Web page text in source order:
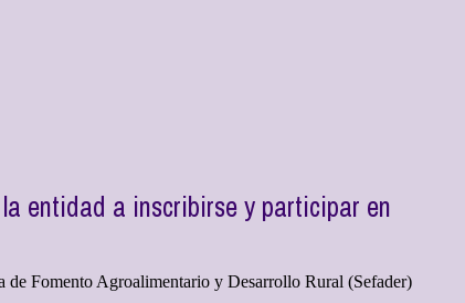
entidad a inscribirse y participar en
de Fomento Agroalimentario y Desarrollo Rural (Sefader)